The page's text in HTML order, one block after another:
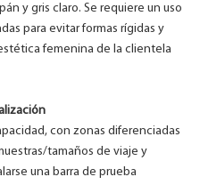
y gris claro. Se requiere un uso
para evitar formas rígidas y
femenina de la clientela
con zonas diferenciadas
tamaños de viaje y
una barra de prueba